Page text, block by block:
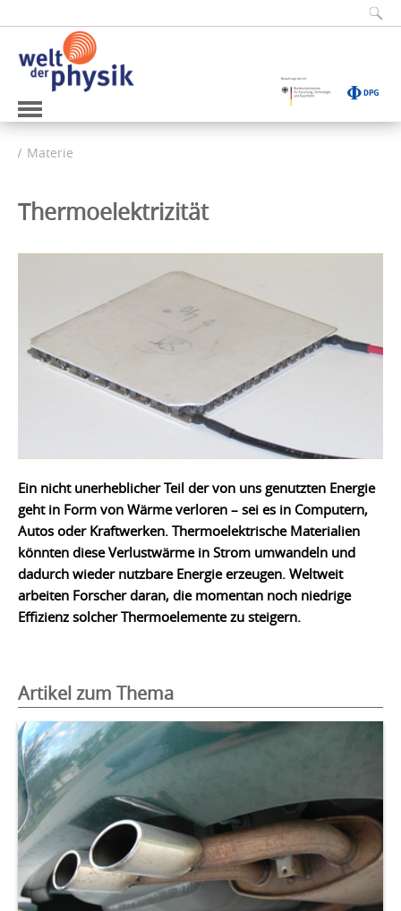
Materie
Thermoelektrizität
Ein nicht unerheblicher Teil der von uns genutzten Energie
geht in Form von Wärme verloren – sei es in Computern,
Autos oder Kraftwerken. Thermoelektrische Materialien
könnten diese Verlustwärme in Strom umwandeln und
dadurch wieder nutzbare Energie erzeugen. Weltweit
arbeiten Forscher daran, die momentan noch niedrige
Effizienz solcherThermoelemente zu steigern.
Artikel zum Thema